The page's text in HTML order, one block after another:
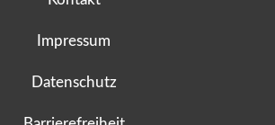
Impressum
Datenschutz